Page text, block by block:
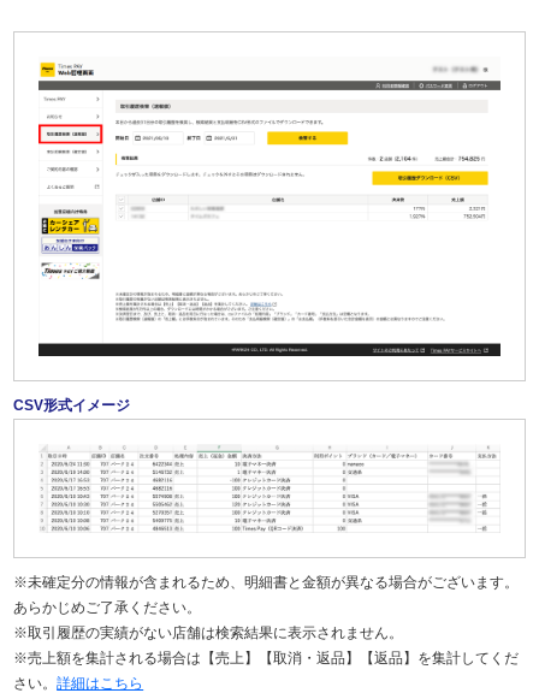
CSV形式イメージ
※未確定分の情報が含まれるため、明細書と金額が異なる場合がございます。
あらかじめご了承ください。
※取引履歴の実績がない店舗は検索結果に表示されません。
※売上額を集計される場合は【売上】【取消・返品】【返品】を集計してくだ
さい。詳細はこちら